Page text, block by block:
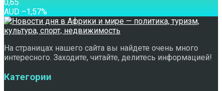
0,65
AUD –1,57%
На страницах нашего сайта вы найдете очень много
интересного. Заходите, читайте, делитесь информацией!
Категории